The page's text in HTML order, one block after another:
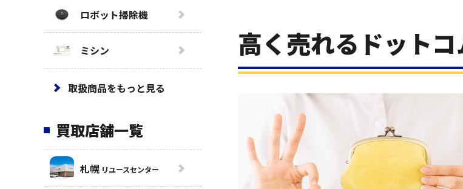
高く売れるドット
ロボット掃除機
ミシン
取扱商品をもっと見る
買取店舗一覧
札幌 リユースセンター